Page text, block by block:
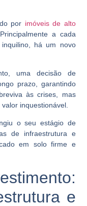
por imóveis de alto
a cada
há um novo
uma decisão de
prazo, garantindo
às crises, mas
inquestionável.
o seu estágio de
de infraestrutura e
em solo firme e
e